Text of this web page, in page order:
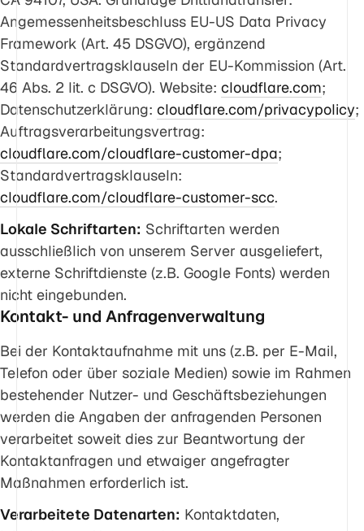
Angemessenheitsbeschluss EU-US Data Privacy
Framework (Art. 45 DSGVO), ergänzend
Standardvertragsklauseln der EU-Kommission (Art.
46 Abs. 2 lit. c DSGVO). Website: cloudflare.com;
Datenschutzerklärung: cloudflare.com/privacypolicy;
Auftragsverarbeitungsvertrag:
cloudflare.com/cloudflare-customer-dpa;
Standardvertragsklauseln:
cloudflare.com/cloudflare-customer-scc.
Lokale Schriftarten: Schriftarten werden
ausschließlich von unserem Server ausgeliefert,
externe Schriftdienste (z.B. Google Fonts) werden
nicht eingebunden.
Kontakt- und Anfragenverwaltung
Bei der Kontaktaufnahme mit uns (z.B. per E-Mail,
Telefon oder über soziale Medien) sowie im Rahmen
bestehender Nutzer- und Geschäftsbeziehungen
werden die Angaben der anfragenden Personen
verarbeitet soweit dies zur Beantwortung der
Kontaktanfragen und etwaiger angefragter
Maßnahmen erforderlich ist.
Verarbeitete Datenarten: Kontaktdaten,